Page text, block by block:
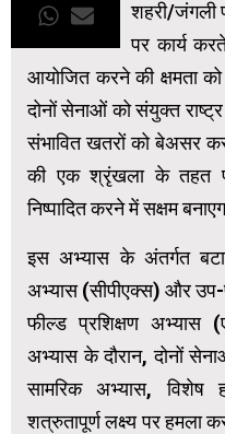
शहरी/जंगली
पर कार्य
आयोजित करने की क्षमता
दोनों सेनाओं को संयुक्त
संभावित खतरों को बेअसर
की एक श्रृंखला के तहत
निष्पादित करने में सक्षम
इस अभ्यास के अंतर्गत
अभ्यास (सीपीएक्स) और
फील्ड प्रशिक्षण अभ्यास
अभ्यास के दौरान, दोनों
सामरिक अभ्यास, विशेष
शत्रुतापूर्ण लक्ष्य पर हमला